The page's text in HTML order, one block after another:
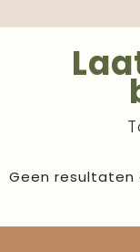
Geen resultaten